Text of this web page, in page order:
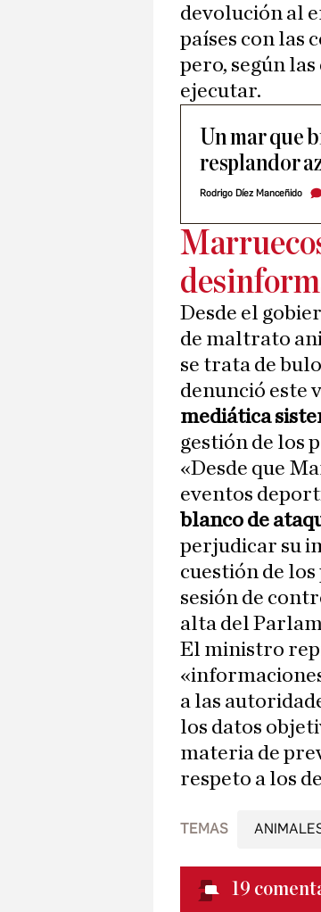
devolución al
países con las
pero, según
ejecutar.
Un mar que
resplandor
Rodrigo Díez Manceñido
Desde el
de maltrato
se trata de
denunció este
mediática
gestión de los
«Desde que
eventos
blanco de
perjudicar su
cuestión de
sesión de
alta del
El ministro
a las
los datos
materia de
respeto a los
TEMAS
19